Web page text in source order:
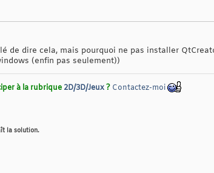
de dire cela, mais pourquoi ne pas installer
(enfin pas seulement))
à la rubrique 2D/3D/Jeux? Contactez-moi
la solution.